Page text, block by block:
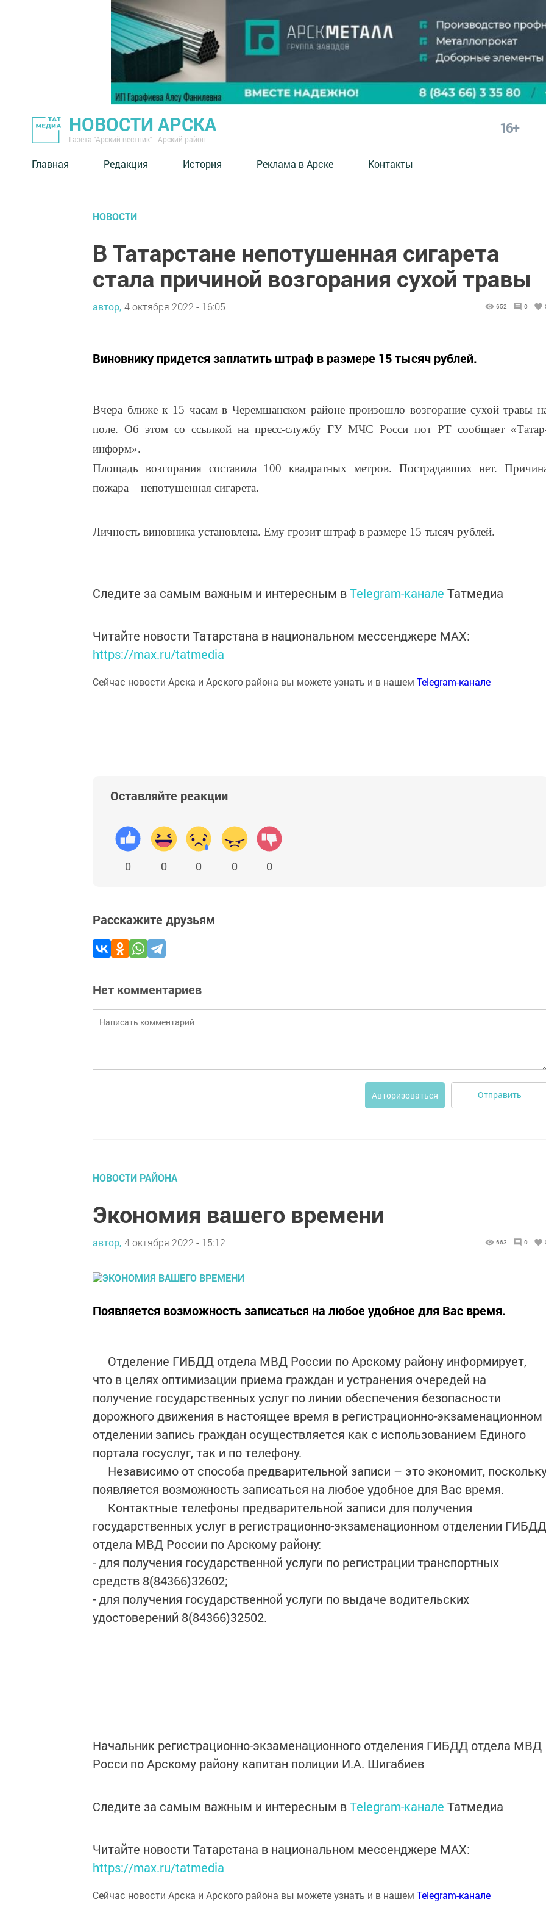
НОВОСТИ АРСКА
Газета "Арский вестник" - Арский район
16+
Главная Редакция История Реклама в Арске Контакты
НОВОСТИ
В Татарстане непотушенная сигарета
стала причиной возгорания сухой травы
автор, 4 октября 2022 - 16:05 652 0
Виновнику придется заплатить штраф в размере 15 тысяч рублей.
Вчера ближе к 15 часам в Черемшанском районе произошло возгорание сухой травы
поле. Об этом со ссылкой на пресс-службу ГУ МЧС Росси пот РТ сообщает
информ».
Площадь возгорания составила 100 квадратных метров. Пострадавших нет.
пожара – непотушенная сигарета.
Личность виновника установлена. Ему грозит штраф в размере 15 тысяч рублей.
Следите за самым важным и интересным вTelegram-канале Татмедиа
Читайте новости Татарстана в национальном мессенджере MАХ:
https://max.ru/tatmedia
Сейчас новости Арска и Арского района вы можете узнать и в нашем Telegram-канале
Оставляйте реакции
0 0 0 0 0
Расскажите друзьям
Нет комментариев
Авторизоваться Отправить
НОВОСТИ РАЙОНА
Экономия вашего времени
автор, 4 октября 2022 - 15:12 663 0
Появляется возможность записаться на любое удобное для Вас время.
Отделение ГИБДД отдела МВД России по Арскому району информирует,
что в целях оптимизации приема граждан и устранения очередей на
получение государственных услуг по линии обеспечения безопасности
дорожного движения в настоящее время в регистрационно-экзаменационном
отделении запись граждан осуществляется как с использованием Единого
портала госуслуг, так и по телефону.
Независимо от способа предварительной записи – это экономит,
появляется возможность записаться на любое удобное для Вас время.
Контактные телефоны предварительной записи для получения
государственных услуг в регистрационно-экзаменационном отделении ГИБДД
отдела МВД России по Арскому району:
- для получения государственной услуги по регистрации транспортных
средств 8(84366)32602;
- для получения государственной услуги по выдаче водительских
удостоверений 8(84366)32502.
Начальник регистрационно-экзаменационного отделения ГИБДД отдела МВД
Росси по Арскому району капитан полиции И.А. Шигабиев
Следите за самым важным и интересным вTelegram-канале Татмедиа
Читайте новости Татарстана в национальном мессенджере MАХ:
https://max.ru/tatmedia
Сейчас новости Арска и Арского района вы можете узнать и в нашем Telegram-канале